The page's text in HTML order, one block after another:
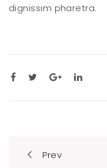
dignissim pharetra.
Prev